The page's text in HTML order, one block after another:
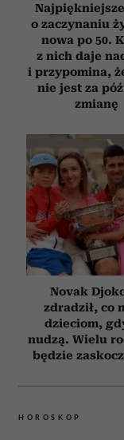
o zaczynaniu
nowa po 50.
z nich daje
i przypomina,
nie jest za
zmianę
Novak
zdradził, co
dzieciom,
nudzą. Wielu
będzie
HOROSKOP